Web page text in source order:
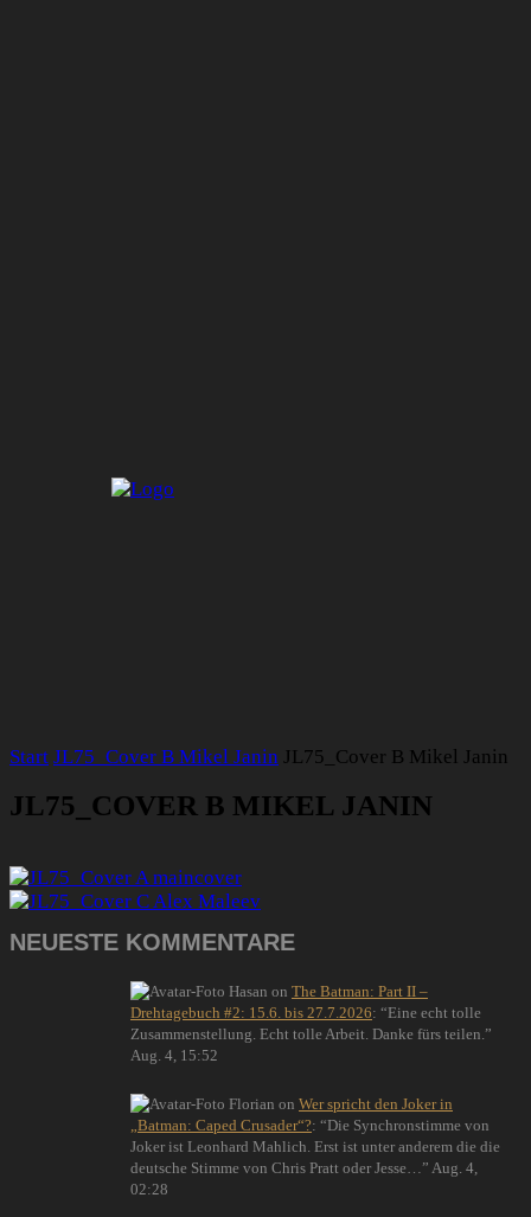
Start JL75_Cover B Mikel Janin JL75_Cover B Mikel Janin
JL75_COVER B MIKEL JANIN
NEUESTE KOMMENTARE
Hasan on The Batman: Part II –
Drehtagebuch #2: 15.6. bis 27.7.2026: “Eine echt tolle
Zusammenstellung. Echt tolle Arbeit. Danke fürs teilen. ”
Aug. 4, 15:52
Florian on Wer spricht den Joker in
„Batman: Caped Crusader“?: “Die Synchronstimme von
Joker ist Leonhard Mahlich. Erst ist unter anderem die die
deutsche Stimme von Chris Pratt oder Jesse… ” Aug. 4,
02:28